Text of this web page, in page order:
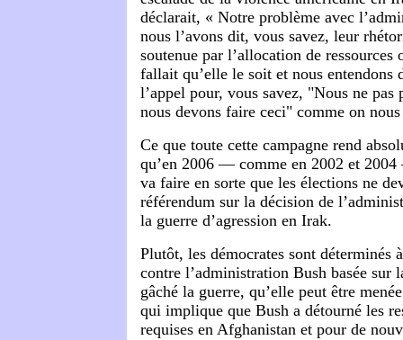
déclarait, « Notre problème avec
nous l’avons dit, vous savez, leur
soutenue par l’allocation de ressources
fallait qu’elle le soit et nous entendons
l’appel pour, vous savez, "Nous ne pas
nous devons faire ceci" comme on
Ce que toute cette campagne rend
qu’en 2006 — comme en 2002 et
va faire en sorte que les élections ne
référendum sur la décision de
la guerre d’agression en Irak.
Plutôt, les démocrates sont déterminés
contre l’administration Bush basée sur
gâché la guerre, qu’elle peut être
qui implique que Bush a détourné les
requises en Afghanistan et pour de